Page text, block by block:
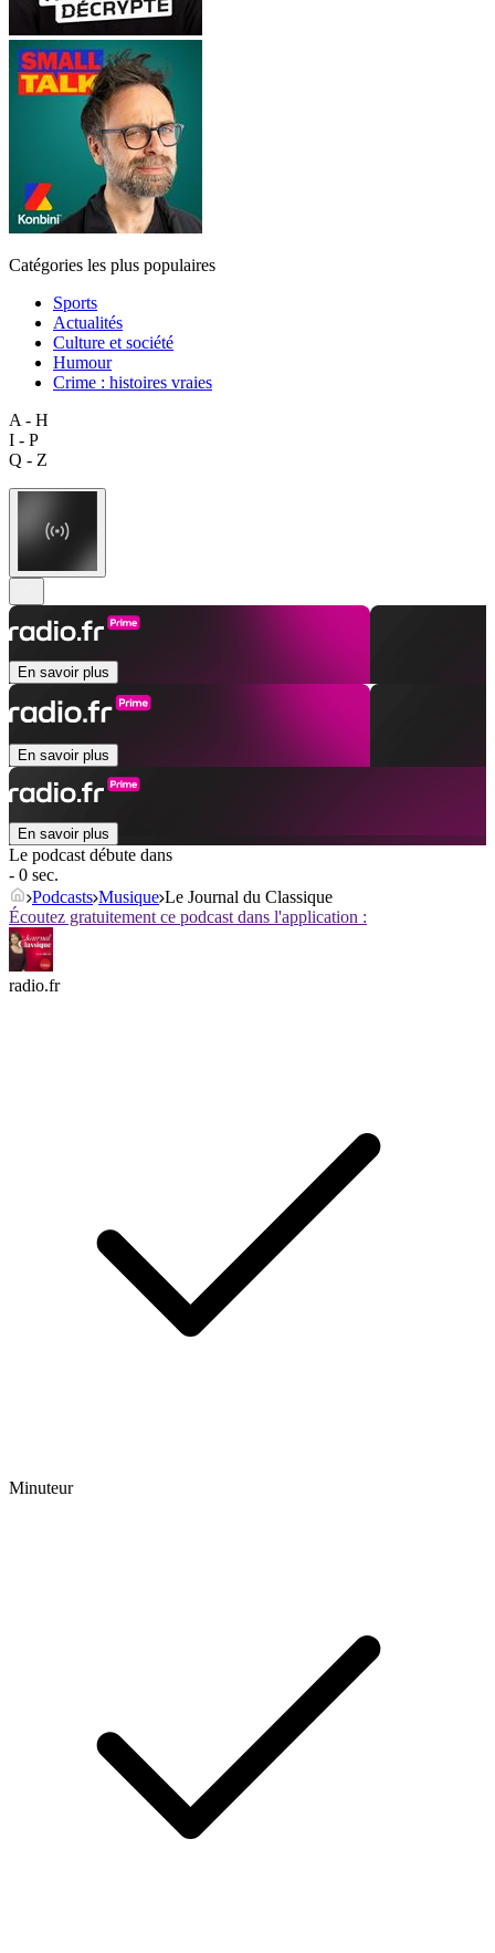
Catégories les plus populaires
Sports
Actualités
Culture et société
Humour
Crime : histoires vraies
A - H
I - P
Q - Z
En savoir plus
En savoir plus
En savoir plus
Le podcast débute dans
- 0 sec.
Podcasts Musique Le Journal du Classique
Écoutez gratuitement ce podcast dans l'application :
radio.fr
Minuteur